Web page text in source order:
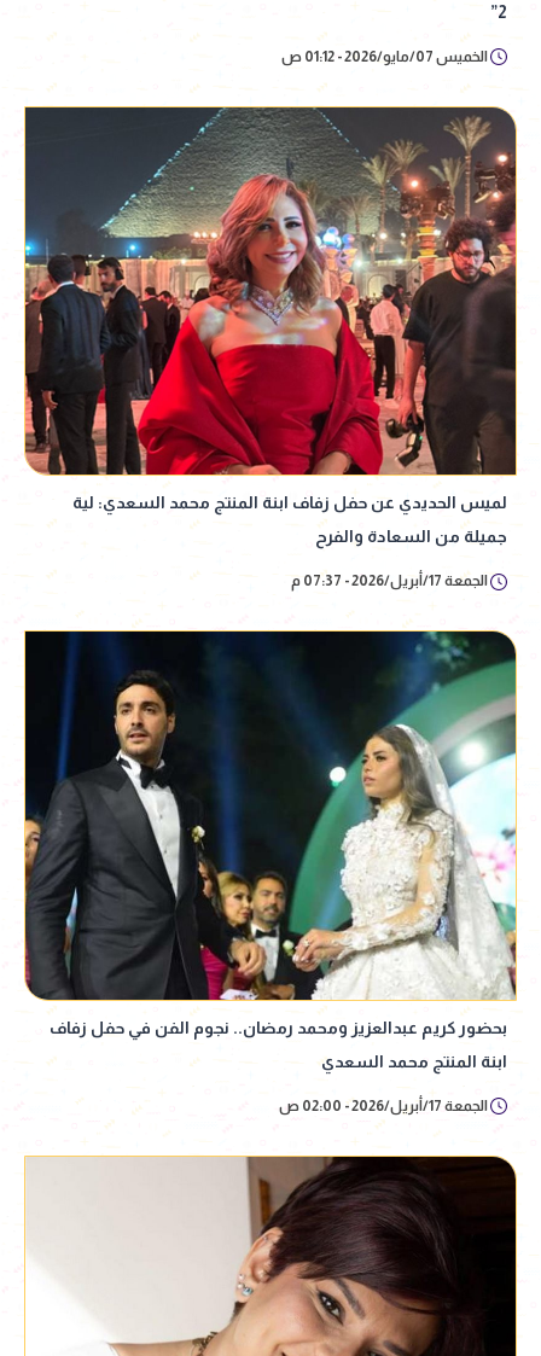
2”
الخميس 07/مايو/2026 - 01:12 ص
لميس الحديدي عن حفل زفاف ابنة المنتج محمد السعدي: لية
جميلة من السعادة والفرح
الجمعة 17/أبريل/2026 - 07:37 م
بحضور كريم عبدالعزيز ومحمد رمضان.. نجوم الفن في حفل زفاف
ابنة المنتج محمد السعدي
الجمعة 17/أبريل/2026 - 02:00 ص